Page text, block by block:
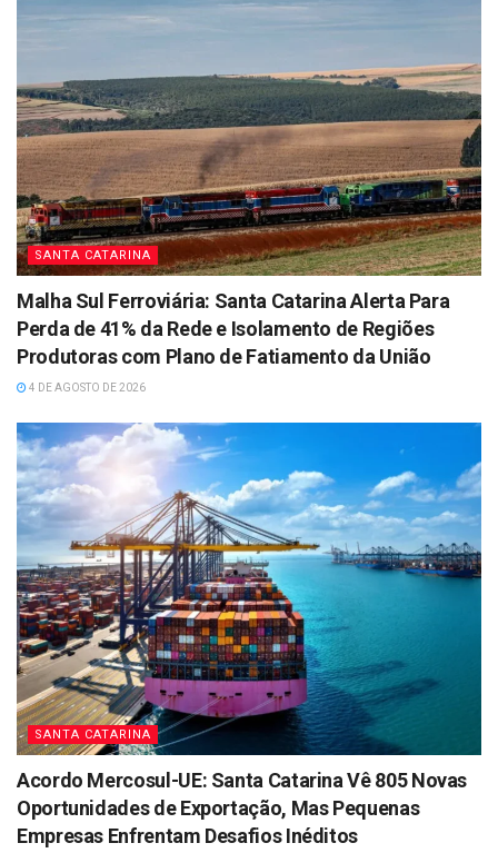
SANTA CATARINA
Malha Sul Ferroviária: Santa Catarina Alerta Para
Perda de 41% da Rede e Isolamento de Regiões
Produtoras com Plano de Fatiamento da União
4 DE AGOSTO DE 2026
SANTA CATARINA
Acordo Mercosul-UE: Santa Catarina Vê 805 Novas
Oportunidades de Exportação, Mas Pequenas
Empresas Enfrentam Desafios Inéditos